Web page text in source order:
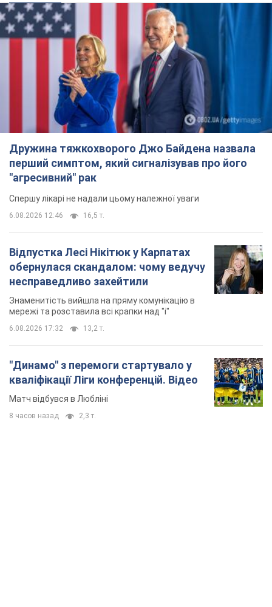
Дружина тяжкохворого Джо Байдена назвала
перший симптом, який сигналізував про його
"агресивний" рак
Спершу лікарі не надали цьому належної уваги
6.08.2026 12:46 16,5 т.
Відпустка Лесі Нікітюк у Карпатах
обернулася скандалом: чому ведучу
несправедливо захейтили
Знаменитість вийшла на пряму комунікацію в
мережі та розставила всі крапки над "і"
6.08.2026 17:32 13,2 т.
"Динамо" з перемоги стартувало у
кваліфікації Ліги конференцій. Відео
Матч відбувся в Любліні
8 часов назад 2,3 т.